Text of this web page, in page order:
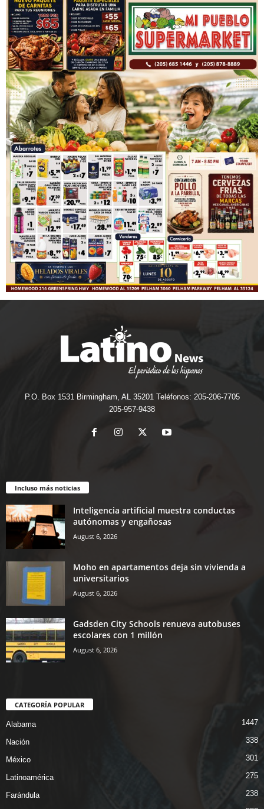
P.O. Box 1531 Birmingham, AL 35201 Teléfonos: 205-206-7705
205-957-9438
Incluso más noticias
Inteligencia artificial muestra conductas
autónomas y engañosas
August 6, 2026
Moho en apartamentos deja sin vivienda a
universitarios
August 6, 2026
Gadsden City Schools renueva autobuses
escolares con 1 millón
August 6, 2026
CATEGORÍA POPULAR
Alabama 1447
Nación 338
México 301
Latinoamérica 275
Farándula 238